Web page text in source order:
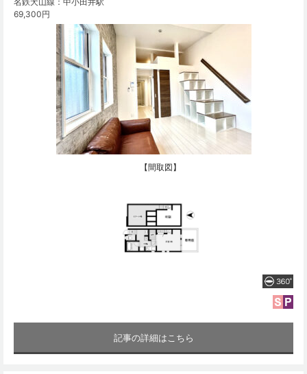
69,300円
【間取図】
記事の詳細はこちら